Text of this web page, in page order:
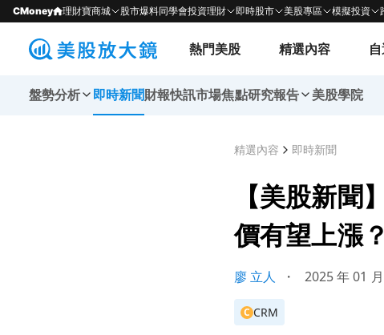
CMoney 理財寶商城 股市爆料同學會投資理財 即時股市 美股專區 模擬投資
熱門美股 精選內容
盤勢分析 即時新聞財報快訊市場焦點研究報告 美股學院
精選內容 即時新聞
【美股新
價有望上漲？
廖 立人 ・ 2025 年 01
C CRM